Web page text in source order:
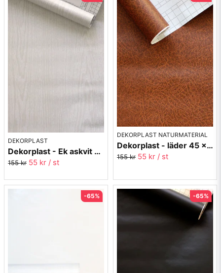
DEKORPLAST
Dekorplast - Ek askvit 45 x 200 cm
155 kr 55 kr / st
DEKORPLAST NATURMATERIAL
Dekorplast - läder 45 x 200 cm
155 kr 55 kr / st
-65% -65%
där, att är underlaget slätt och fint så kommer det går att
sätta upp dekorplasten, men hur länge den sitter när den hela
tiden utsätts för mycket vatten det är frågan...
Det går bra att klippa ut bitar av plasten och dekorera mindre
saker som konservburkar (kan bli en fin ytterkruka) pärmar,
glasburkar, skokartonger och andra prylar vi har hemma som